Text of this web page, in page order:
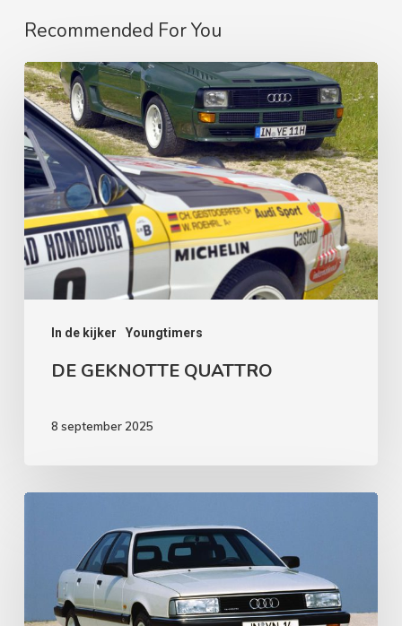
Recommended For You
In de kijker Youngtimers
DE
GEKNOTTE
QUATTRO
DE GEKNOTTE QUATTRO
8 september 2025
QUATTRO